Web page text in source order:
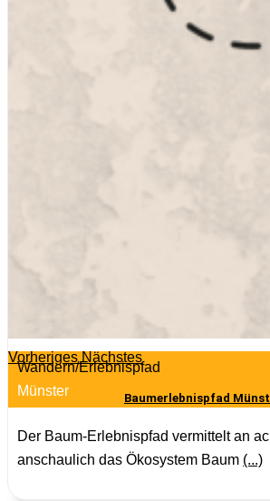
Vorheriges Nächstes
Wandern/Erlebnispfad
Münster
Baumerlebnispfad
Der Baum-Erlebnispfad vermittelt an
anschaulich das Ökosystem Baum (...)